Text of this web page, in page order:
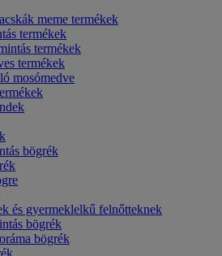
meme termékek
termékek
termékek
termékek
mosómedve
bögrék
és gyermeklelkű felnőtteknek
bögrék
bögrék